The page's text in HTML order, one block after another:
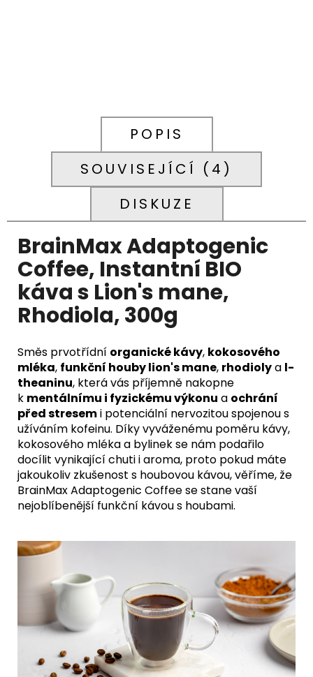
POPIS
SOUVISEJÍCÍ (4)
DISKUZE
BrainMax Adaptogenic
Coffee, Instantní BIO
káva s Lion's mane,
Rhodiola, 300g
Směs prvotřídní organické kávy, kokosového
mléka, funkční houby lion's mane, rhodiolya l-
theaninu, která vás příjemně nakopne
k mentálnímu i fyzickému výkonu a ochrání
před stresemi potenciální nervozitou spojenou s
užíváním kofeinu. Díky vyváženému poměru kávy,
kokosového mléka a bylinek se nám podařilo
docílit vynikající chuti i aroma, proto pokud máte
jakoukoliv zkušenost s houbovou kávou, věříme, že
BrainMax Adaptogenic Coffee se stane vaší
nejoblíbenější funkční kávou s houbami.